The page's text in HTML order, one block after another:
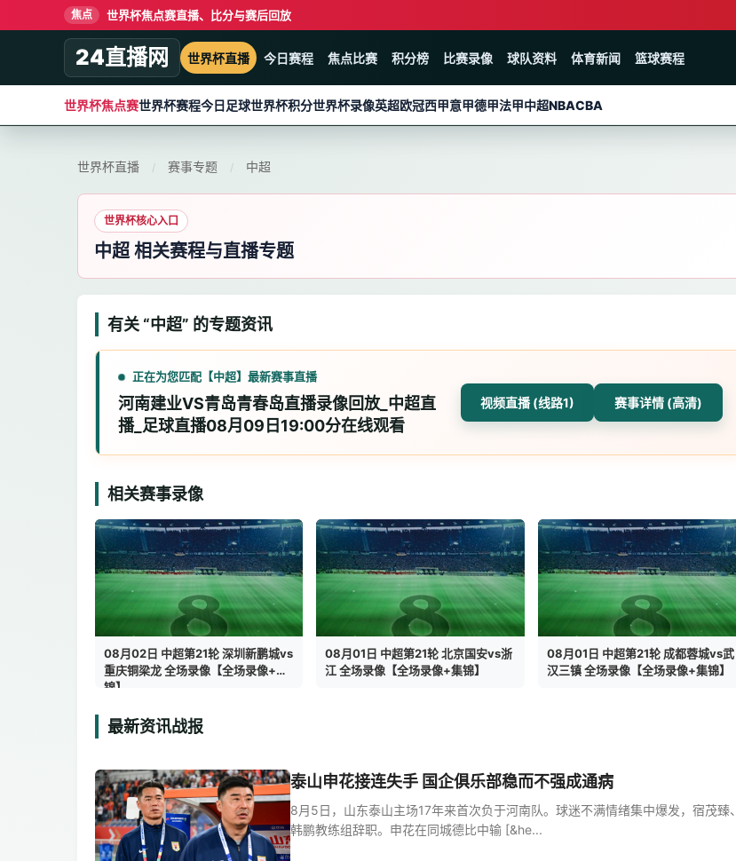
焦点 世界杯焦点赛直播、比分与赛后回放
24直播网 世界杯直播 今日赛程 焦点比赛 积分榜 比赛录像 球队资料 体育新闻 篮球赛程
世界杯焦点赛世界杯赛程今日足球世界杯积分世界杯录像英超欧冠西甲意甲德甲法甲中超NBACBA
世界杯直播 / 赛事专题 / 中超
世界杯核心入口
中超 相关赛程与直播专题
有关 “中超” 的专题资讯
正在为您匹配【中超】最新赛事直播
河南建业VS青岛青春岛直播录像回放_中超直
播_足球直播08月09日19:00分在线观看
视频直播 (线路1) 赛事详情 (高清)
相关赛事录像
08月02日 中超第21轮 深圳新鹏城vs
重庆铜梁龙 全场录像【全场录像+集
锦】
08月01日 中超第21轮 北京国安vs浙
江 全场录像【全场录像+集锦】
08月01日 中超第21轮 成都蓉城vs武
汉三镇 全场录像【全场录像+集锦】
最新资讯战报
泰山申花接连失手 国企俱乐部稳而不强成通病
8月5日，山东泰山主场17年来首次负于河南队。球迷不满情绪集中爆发，宿茂臻、
韩鹏教练组辞职。申花在同城德比中输 [&he...